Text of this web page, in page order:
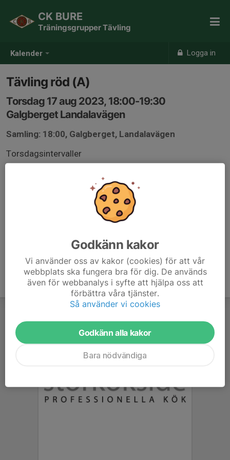
Kalender Logga in
CK BURE
Träningsgrupper Tävling
Tävling röd (A)
Torsdag 17 aug 2023, 18:00-19:30
Galgberget Landalavägen
Samling: 18:00, Galgberget, Landalavägen
Torsdagsintervaller
Godkänn kakor
Vi använder oss av kakor (cookies) för att vår
webbplats ska fungera bra för dig. De används
även för webbanalys i syfte att hjälpa oss att
förbättra våra tjänster.
Så använder vi cookies
Godkänn alla kakor
Bara nödvändiga